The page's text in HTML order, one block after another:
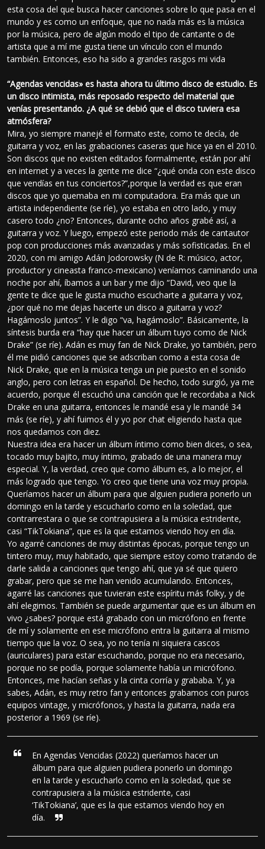
esta cosa del que busca hacer canciones sobre lo que pasa en el
mundo y es como un enfoque, que no nada más es la música
por la música, pero de algún modo el tipo de cantante o de
artista que a mí me gusta tiene un vínculo con el mundo
también. Entonces, eso ha sido a grandes rasgos mi vida
“Agendas vencidas» es hasta ahora tu último disco de estudio. Es
un disco intimista, más reposado respecto del material que
venías presentando. ¿A qué se debió que el disco tuviera esa
atmósfera?
Mira, yo siempre manejé el formato este, como te decía, de
guitarra y voz, en las grabaciones caseras que hice ya en el 2010.
Son discos que no existen editados formalmente, están por ahí
en internet y a veces la gente me dice “¿qué onda con este disco
que vendías en tus conciertos?”,porque la verdad es que eran
discos que yo quemaba en mi computadora. Era más que un
artista independiente (se ríe), yo estaba en otro lado, y muy
casero todo ¿no? Entonces, durante ocho años grabé así, a
guitarra y voz. Y luego, empezó este periodo más de cantautor
pop con producciones más avanzadas y más sofisticadas. En el
2020, con mi amigo Adán Jodorowsky (N de R: músico, actor,
productor y cineasta franco-mexicano) veníamos caminando una
noche por ahí, íbamos a un bar y me dijo “David, veo que la
gente te dice que le gusta mucho escucharte a guitarra y voz,
¿por qué no me dejas hacerte un disco a guitarra y voz?
Hagámoslo juntos”. Y le digo “va, hagámoslo”. Básicamente, la
síntesis burda era “hay que hacer un álbum tuyo como de Nick
Drake” (se ríe). Adán es muy fan de Nick Drake, yo también, pero
él me pidió canciones que se adscriban como a esta cosa de
Nick Drake, que en la música tenga un pie puesto en el sonido
anglo, pero con letras en español. De hecho, todo surgió, ya me
acuerdo, porque él escuchó una canción que le recordaba a Nick
Drake en una guitarra, entonces le mandé esa y le mandé 34
más (se ríe), y ahí fuimos él y yo por chat eligiendo hasta que
nos quedamos con diez.
Nuestra idea era hacer un álbum íntimo como bien dices, o sea,
tocado muy bajito, muy íntimo, grabado de una manera muy
especial. Y, la verdad, creo que como álbum es, a lo mejor, el
más logrado que tengo. Yo creo que tiene una voz muy propia.
Queríamos hacer un álbum para que alguien pudiera ponerlo un
domingo en la tarde y escucharlo como en la soledad, que
contrarrestara o que se contrapusiera a la música estridente,
casi “TikTokiana”, que es la que estamos viendo hoy en día.
Yo agarré canciones de muy distintas épocas, porque tengo un
tintero muy, muy habitado, que siempre estoy como tratando de
darle salida a canciones que tengo ahí, que ya sé que quiero
grabar, pero que se me han venido acumulando. Entonces,
agarré las canciones que tuvieran este espíritu más folky, y de
ahí elegimos. También se puede argumentar que es un álbum en
vivo ¿sabes? porque está grabado con un micrófono en frente
de mí y solamente en ese micrófono entra la guitarra al mismo
tiempo que la voz. O sea, yo no tenía ni siquiera cascos
(auriculares) para estar escuchando, porque no era necesario,
porque no se podía, porque solamente había un micrófono.
Entonces, me hacían señas y la cinta corría y grababa. Y, ya
sabes, Adán, es muy retro fan y entonces grabamos con puros
equipos vintage, y micrófonos, y hasta la guitarra, nada era
posterior a 1969 (se ríe).
En Agendas Vencidas (2022) queríamos hacer un
álbum para que alguien pudiera ponerlo un domingo
en la tarde y escucharlo como en la soledad, que se
contrapusiera a la música estridente, casi
‘TikTokiana’, que es la que estamos viendo hoy en
día.